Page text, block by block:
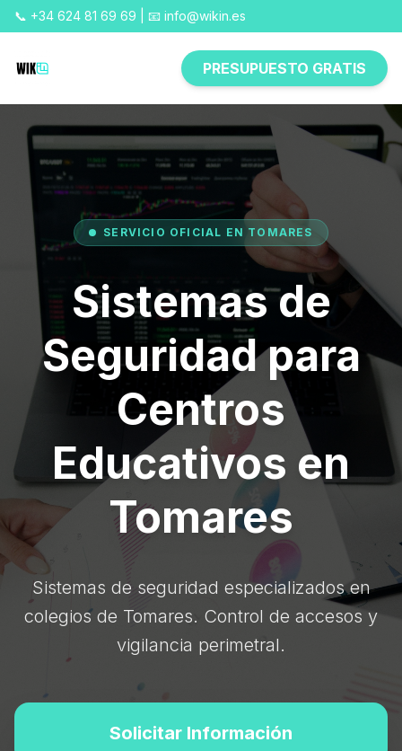
📞 +34 624 81 69 69 | 📧 info@wikin.es
PRESUPUESTO GRATIS
SERVICIO OFICIAL EN TOMARES
Sistemas de
Seguridad para
Centros
Educativos en
Tomares
Sistemas de seguridad especializados en
colegios de Tomares. Control de accesos y
vigilancia perimetral.
Solicitar Información